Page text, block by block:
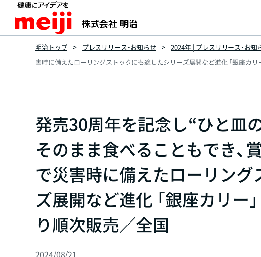
明治トップ プレスリリース・お知らせ 2024年 | プレスリリース・お知
害時に備えたローリングストックにも適したシリーズ展開など進化 「銀座カ
発売30周年を記念し“ひと皿
そのまま食べることもでき、
で災害時に備えたローリン
ズ展開など進化 「銀座カリー
り順次販売／全国
2024/08/21